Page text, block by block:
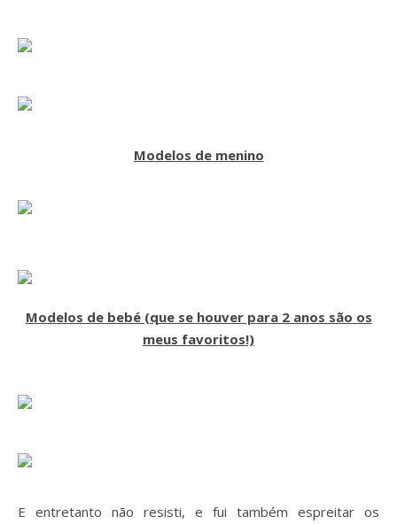
Modelos de menino
Modelos de bebé (que se houver para 2 anos são os
meus favoritos!)
E entretanto não resisti, e fui também espreitar os